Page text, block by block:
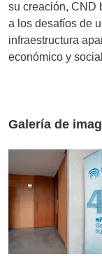
su creación, CND
a los desafíos de
infraestructura
económico y
Galería de